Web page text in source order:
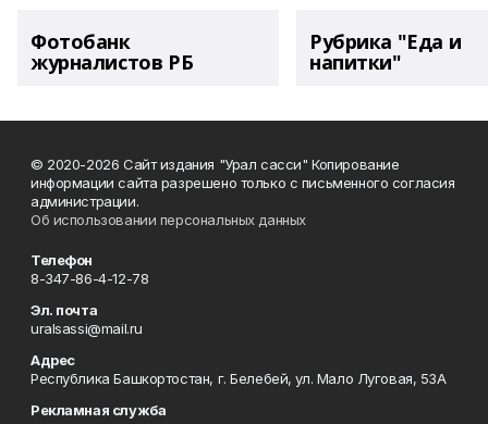
Фотобанк
журналистов РБ
Рубрика "Еда и
напитки"
© 2020-2026 Сайт издания "Урал сасси" Копирование
информации сайта разрешено только с письменного согласия
администрации.
Об использовании персональных данных
Телефон
8-347-86-4-12-78
Эл. почта
uralsassi@mail.ru
Адрес
Республика Башкортостан, г. Белебей, ул. Мало Луговая, 53А
Рекламная служба